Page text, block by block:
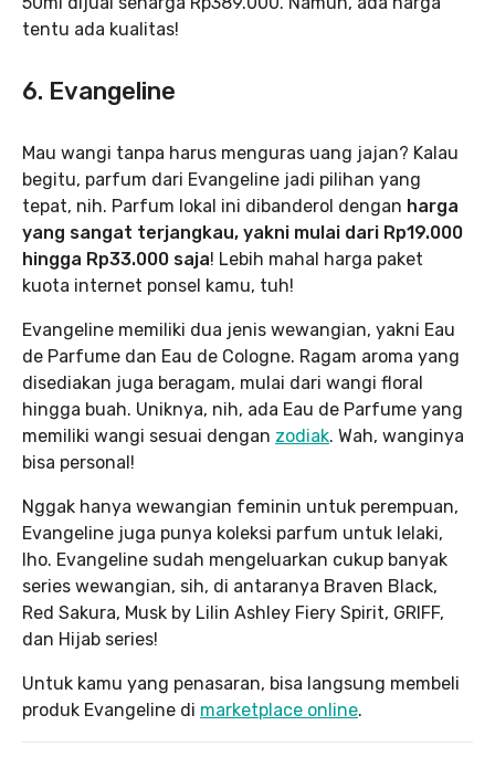
tentu ada kualitas!
6. Evangeline
Mau wangi tanpa harus menguras uang jajan? Kalau
begitu, parfum dari Evangeline jadi pilihan yang
tepat, nih. Parfum lokal ini dibanderol dengan harga
yang sangat terjangkau, yakni mulai dari Rp19.000
hingga Rp33.000 saja! Lebih mahal harga paket
kuota internet ponsel kamu, tuh!
Evangeline memiliki dua jenis wewangian, yakni Eau
de Parfume dan Eau de Cologne. Ragam aroma yang
disediakan juga beragam, mulai dari wangi floral
hingga buah. Uniknya, nih, ada Eau de Parfume yang
memiliki wangi sesuai dengan zodiak. Wah, wanginya
bisa personal!
Nggak hanya wewangian feminin untuk perempuan,
Evangeline juga punya koleksi parfum untuk lelaki,
lho. Evangeline sudah mengeluarkan cukup banyak
series wewangian, sih, di antaranya Braven Black,
Red Sakura, Musk by Lilin Ashley Fiery Spirit, GRIFF,
dan Hijab series!
Untuk kamu yang penasaran, bisa langsung membeli
produk Evangeline di marketplace online.